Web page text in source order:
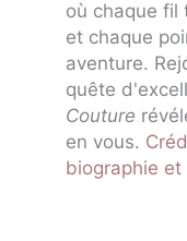
où chaque fil
et chaque
aventure.
quête
Couture
en vous.
biographie et